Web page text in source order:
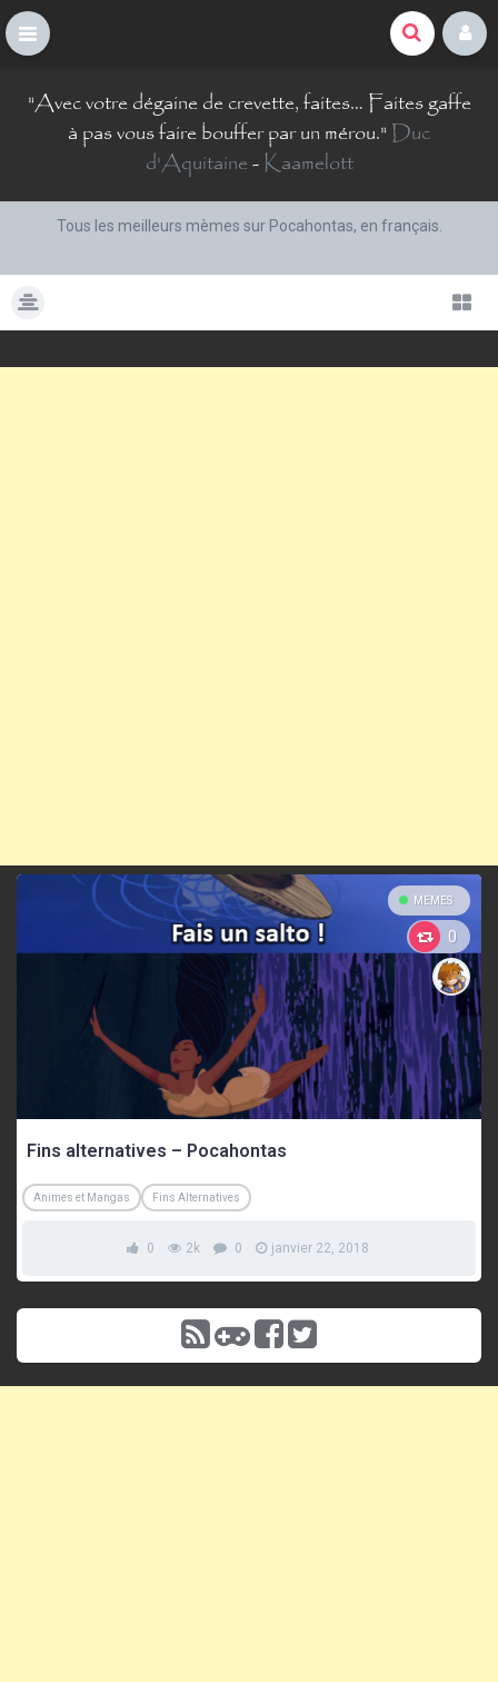
n
"Avec votre dégaine de crevette, faites… Faites gaffe
à pas vous faire bouffer par un mérou." Duc
d'Aquitaine-Kaamelott
Tous les meilleurs mèmes sur Pocahontas, en français.
MEMES
0
Fins alternatives – Pocahontas
Animes et Mangas Fins Alternatives
0 2k 0 janvier 22, 2018